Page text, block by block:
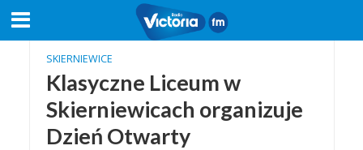
SKIERNIEWICE
Klasyczne Liceum w
Skierniewicach organizuje
Dzień Otwarty